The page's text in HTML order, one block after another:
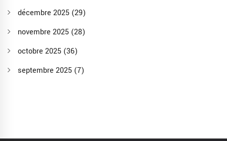
décembre 2025 (29)
novembre 2025 (28)
octobre 2025 (36)
septembre 2025 (7)